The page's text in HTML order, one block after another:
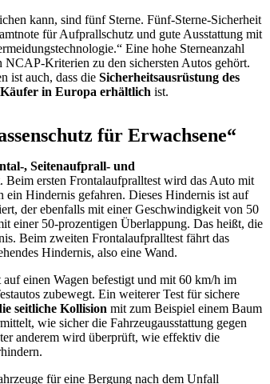
kann, sind fünf Sterne. Fünf-Sterne-Sicherheit
für Aufprallschutz und gute Ausstattung mit
Eine hohe Sterneanzahl
NCAP-Kriterien zu den sichersten Autos gehört.
ist auch, dass die Sicherheitsausrüstung des
in Europa erhältlich ist.
für Erwachsene“
, Seitenaufprall- und
Beim ersten Frontalaufpralltest wird das Auto mit
Hindernis gefahren. Dieses Hindernis ist auf
der ebenfalls mit einer Geschwindigkeit von 50
einer 50-prozentigen Überlappung. Das heißt, die
Beim zweiten Frontalaufpralltest fährt das
Hindernis, also eine Wand.
einen Wagen befestigt und mit 60 km/h im
zubewegt. Ein weiterer Test für sichere
seitliche Kollision mit zum Beispiel einem Baum
wie sicher die Fahrzeugausstattung gegen
anderem wird überprüft, wie effektiv die
für eine Bergung nach dem Unfall